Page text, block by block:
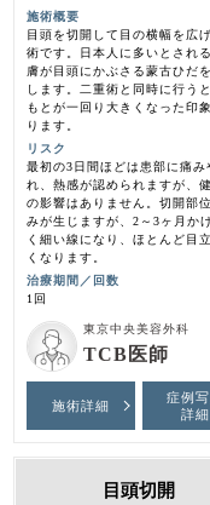
施術概要
目頭を切開して目の横幅を広
術です。日本人に多いとされ
膚が目頭にかぶさる蒙古ひだ
します。二重術と同時に行う
もとが一回り大きくなった印
ります。
リスク
最初の3日間ほどは患部に痛み
れ、熱感が認められますが、
の影響はありません。切開部
みが生じますが、2～3ヶ月か
く細い線になり、ほとんど目
くなります。
治療期間／回数
1回
東京中央美容外科
TCB医師
施術詳細
症例
詳細
目頭切開